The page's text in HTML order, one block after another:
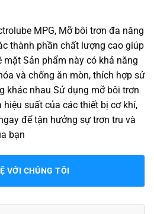
MPG, Mỡ bôi trơn đa năng
thành phần chất lượng cao giúp
mặt Sản phẩm này có khả năng
và chống ăn mòn, thích hợp sử
khác nhau Sử dụng mỡ bôi trơn
suất của các thiết bị cơ khí,
để tận hưởng sự trơn tru và
bạn
VỚI CHÚNG TÔI